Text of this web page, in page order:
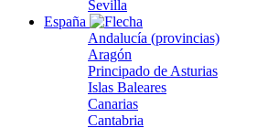
Sevilla
España
Andalucía (provincias)
Aragón
Principado de Asturias
Islas Baleares
Canarias
Cantabria